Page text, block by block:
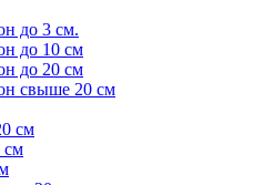
до 3 см.
до 10 см
до 20 см
свыше 20 см
см
см